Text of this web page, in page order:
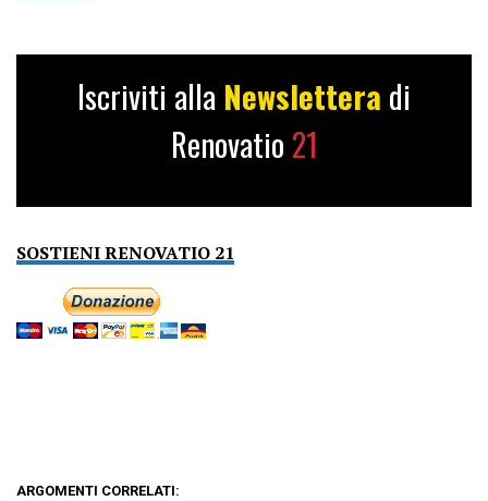
Iscriviti alla Newslettera di
Renovatio 21
SOSTIENI RENOVATIO 21
ARGOMENTI CORRELATI: